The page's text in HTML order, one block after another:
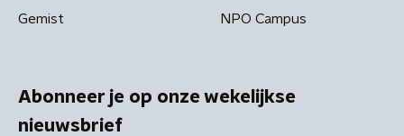
Gemist NPO Campus
Abonneer je op onze wekelijkse
nieuwsbrief